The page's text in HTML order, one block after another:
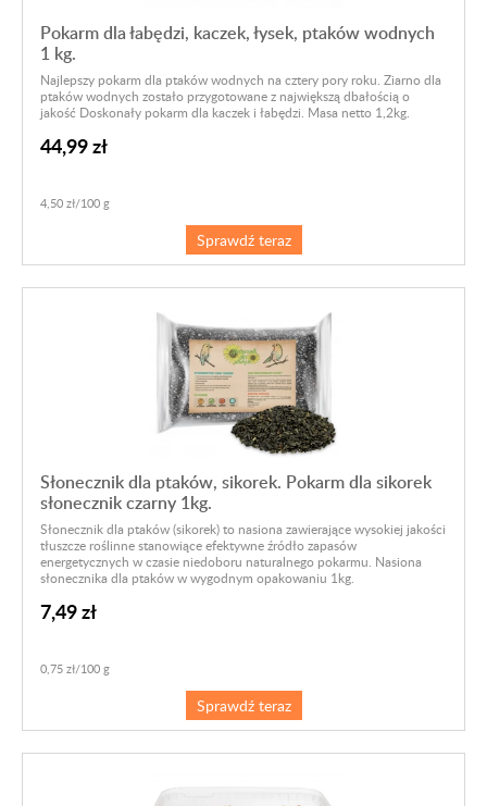
Pokarm dla łabędzi, kaczek, łysek, ptaków wodnych
1 kg.
Najlepszy pokarm dla ptaków wodnych na cztery pory roku. Ziarno dla
ptaków wodnych zostało przygotowane z największą dbałością o
jakość Doskonały pokarm dla kaczek i łabędzi. Masa netto 1,2kg.
44,99 zł
4,50 zł/100 g
Sprawdź teraz
Słonecznik dla ptaków, sikorek. Pokarm dla sikorek
słonecznik czarny 1kg.
Słonecznik dla ptaków (sikorek) to nasiona zawierające wysokiej jakości
tłuszcze roślinne stanowiące efektywne źródło zapasów
energetycznych w czasie niedoboru naturalnego pokarmu. Nasiona
słonecznika dla ptaków w wygodnym opakowaniu 1kg.
7,49 zł
0,75 zł/100 g
Sprawdź teraz